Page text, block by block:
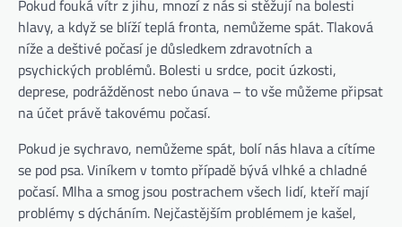
Pokud fouká vítr z jihu, mnozí z nás si stěžují na bolesti
hlavy, a když se blíží teplá fronta, nemůžeme spát. Tlaková
níže a deštivé počasí je důsledkem zdravotních a
psychických problémů. Bolesti u srdce, pocit úzkosti,
deprese, podrážděnost nebo únava – to vše můžeme připsat
na účet právě takovému počasí.
Pokud je sychravo, nemůžeme spát, bolí nás hlava a cítíme
se pod psa. Viníkem v tomto případě bývá vlhké a chladné
počasí. Mlha a smog jsou postrachem všech lidí, kteří mají
problémy s dýcháním. Nejčastějším problémem je kašel,